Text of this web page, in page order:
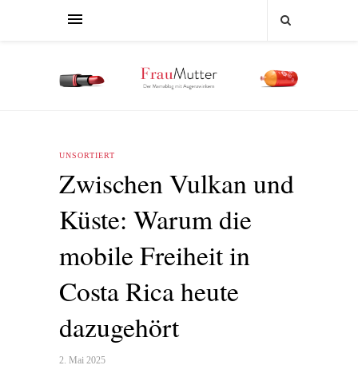
UNSORTIERT
Zwischen Vulkan und
Küste: Warum die
mobile Freiheit in
Costa Rica heute
dazugehört
2. Mai 2025